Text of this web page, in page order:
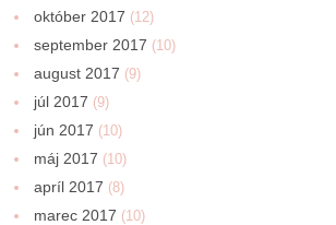
október 2017 (12)
september 2017 (10)
august 2017 (9)
júl 2017 (9)
jún 2017 (10)
máj 2017 (10)
apríl 2017 (8)
marec 2017 (10)